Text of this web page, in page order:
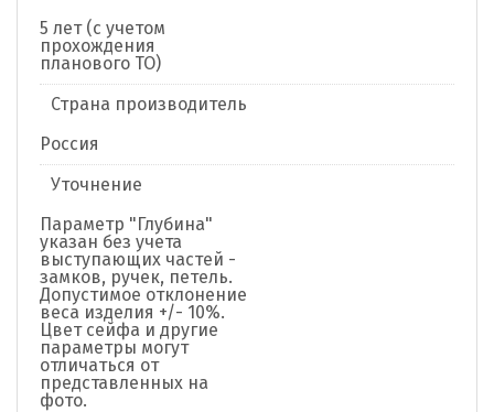
5 лет (с учетом
прохождения
планового ТО)
Страна производитель
Россия
Уточнение
Параметр "Глубина"
указан без учета
выступающих частей -
замков, ручек, петель.
Допустимое отклонение
веса изделия +/- 10%.
Цвет сейфа и другие
параметры могут
отличаться от
представленных на
фото.